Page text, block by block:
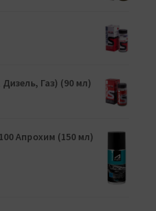
Газ) (90 мл)
Апрохим (150 мл)